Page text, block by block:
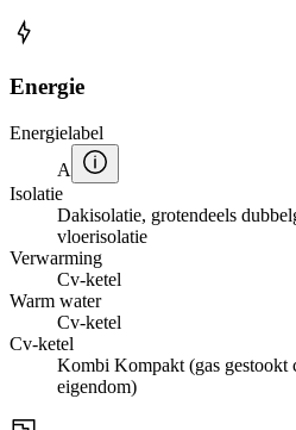
Energie
Energielabel
A
Isolatie
Dakisolatie, grotendeels
vloerisolatie
Verwarming
Cv-ketel
Warm water
Cv-ketel
Cv-ketel
Kombi Kompakt (gas gestookt
eigendom)